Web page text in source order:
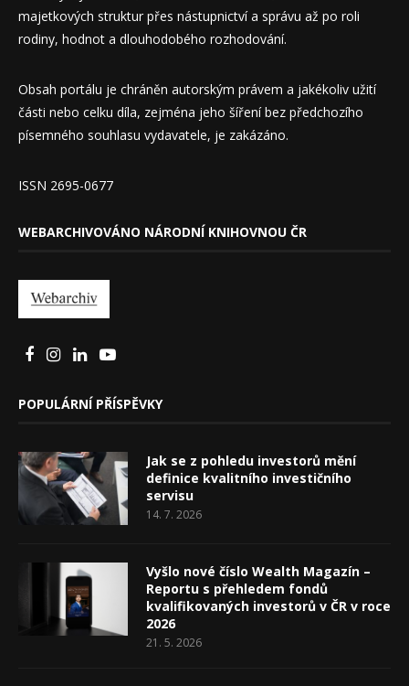
majetkových struktur přes nástupnictví a správu až po roli
rodiny, hodnot a dlouhodobého rozhodování.
Obsah portálu je chráněn autorským právem a jakékoliv užití
části nebo celku díla, zejména jeho šíření bez předchozího
písemného souhlasu vydavatele, je zakázáno.
ISSN 2695-0677
WEBARCHIVOVÁNO NÁRODNÍ KNIHOVNOU ČR
POPULÁRNÍ PŘÍSPĚVKY
Jak se z pohledu investorů mění
definice kvalitního investičního
servisu
14. 7. 2026
Vyšlo nové číslo Wealth Magazín –
Reportu s přehledem fondů
kvalifikovaných investorů v ČR v roce
2026
21. 5. 2026